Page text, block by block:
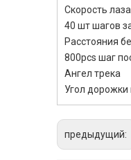
Скорость
40 шт шагов
Расстояния
800pcs шаг
Ангел трека
Угол дорожки
предыдущий: